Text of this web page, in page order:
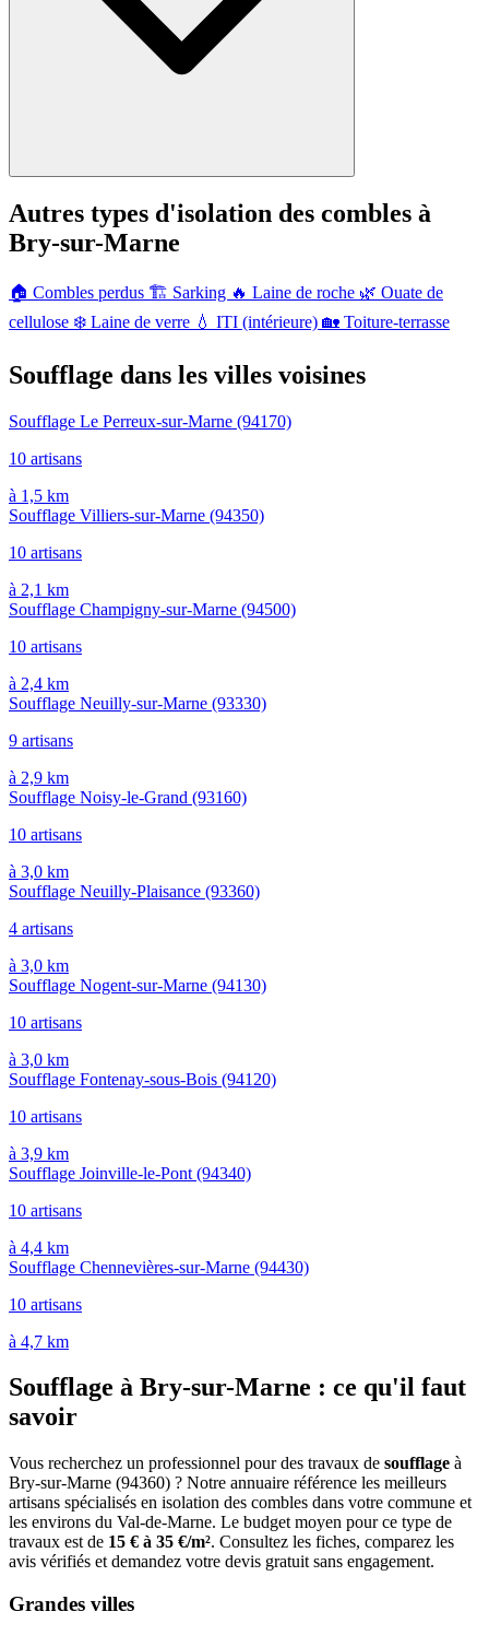
Autres types d'isolation des combles à
Bry-sur-Marne
🏠 Combles perdus 🏗️ Sarking 🔥 Laine de roche 🌿 Ouate de
cellulose ❄️ Laine de verre 💧 ITI (intérieure) 🏡 Toiture-terrasse
Soufflage dans les villes voisines
Soufflage Le Perreux-sur-Marne (94170)
10 artisans
à 1,5 km
Soufflage Villiers-sur-Marne (94350)
10 artisans
à 2,1 km
Soufflage Champigny-sur-Marne (94500)
10 artisans
à 2,4 km
Soufflage Neuilly-sur-Marne (93330)
9 artisans
à 2,9 km
Soufflage Noisy-le-Grand (93160)
10 artisans
à 3,0 km
Soufflage Neuilly-Plaisance (93360)
4 artisans
à 3,0 km
Soufflage Nogent-sur-Marne (94130)
10 artisans
à 3,0 km
Soufflage Fontenay-sous-Bois (94120)
10 artisans
à 3,9 km
Soufflage Joinville-le-Pont (94340)
10 artisans
à 4,4 km
Soufflage Chennevières-sur-Marne (94430)
10 artisans
à 4,7 km
Soufflage à Bry-sur-Marne : ce qu'il faut
savoir
Vous recherchez un professionnel pour des travaux de soufflage à
Bry-sur-Marne (94360) ? Notre annuaire référence les meilleurs
artisans spécialisés en isolation des combles dans votre commune et
les environs du Val-de-Marne. Le budget moyen pour ce type de
travaux est de 15 € à 35 €/m². Consultez les fiches, comparez les
avis vérifiés et demandez votre devis gratuit sans engagement.
Grandes villes